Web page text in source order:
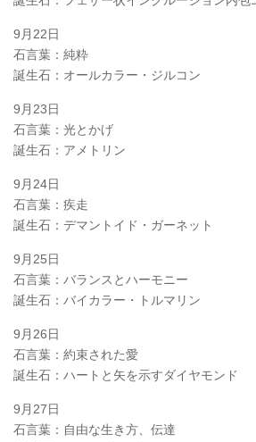
9月22日
石言葉：純粋
誕生石：オールカラー・ジルコン
9月23日
石言葉：光とかげ
誕生石：アメトリン
9月24日
石言葉：疾走
誕生石：デマントイド・ガーネット
9月25日
石言葉：バランスとハーモニー
誕生石：バイカラー・トルマリン
9月26日
石言葉：約束された愛
誕生石：ハートと矢を示すダイヤモンド
9月27日
石言葉：自由な生き方、伝達